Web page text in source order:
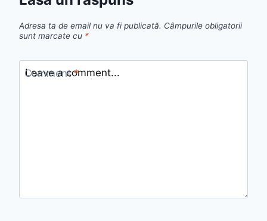
Adresa ta de email nu va fi publicată. Câmpurile obligatorii
sunt marcate cu *
Comment*